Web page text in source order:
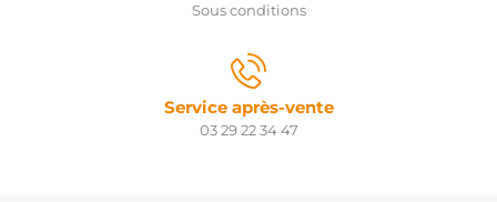
Sous conditions
Service après-vente
03 29 22 34 47